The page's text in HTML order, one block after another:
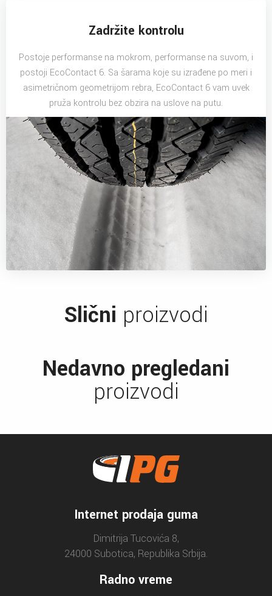
Zadržite kontrolu
Postoje performanse na mokrom, performanse na suvom, i
postoji EcoContact 6. Sa šarama koje su izrađene po meri i
asimetričnom geometrijom rebra, EcoContact 6 vam uvek
pruža kontrolu bez obzira na uslove na putu.
Slični proizvodi
Nedavno pregledani
proizvodi
Internet prodaja guma
Dimitrija Tucovića 8,
24000 Subotica, Republika Srbija.
Radno vreme